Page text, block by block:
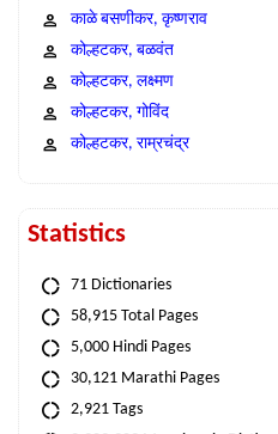
काळे बसणीकर, कृष्णराव
कोल्हटकर, बळवंत
कोल्हटकर, लक्ष्मण
कोल्हटकर, गोविंद
कोल्हटकर, राम्रचंद्र
Statistics
71 Dictionaries
58,915 Total Pages
5,000 Hindi Pages
30,121 Marathi Pages
2,921 Tags